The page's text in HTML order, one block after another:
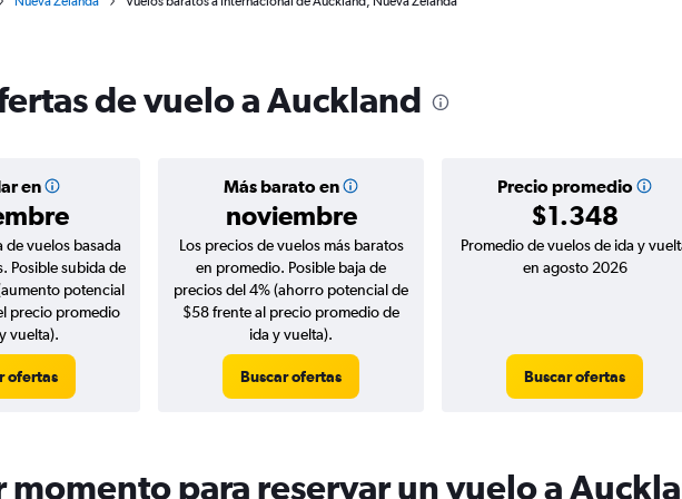
de vuelo a Auckland
en Más barato en
noviembre
Precio promedio
$1.348
vuelos basada
Posible subida de
potencial
precio promedio
vuelta).
ofertas
Los precios de vuelos más baratos
en promedio. Posible baja de
precios del 4% (ahorro potencial de
$58 frente al precio promedio de
ida y vuelta).
Buscar ofertas
Promedio de vuelos de ida y
en agosto 2026
Buscar ofertas
momento para reservar un vuelo a